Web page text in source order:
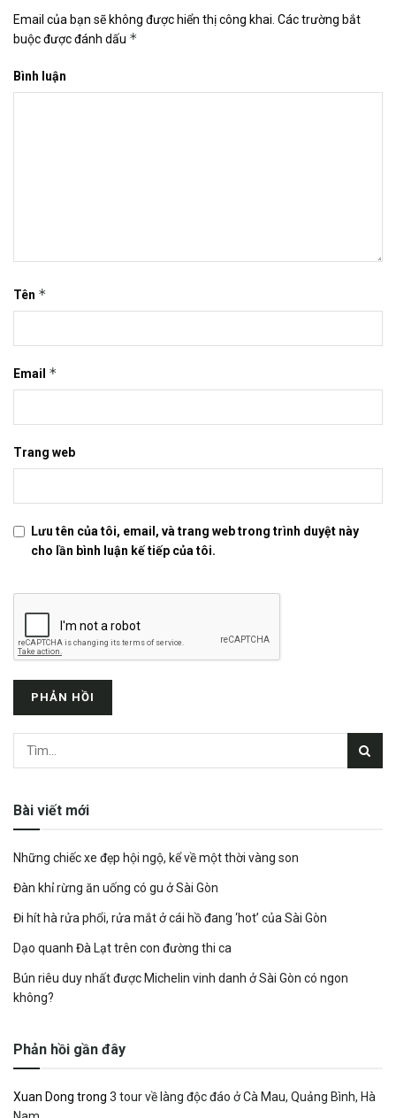
Email của bạn sẽ không được hiển thị công khai. Các trường bắt
buộc được đánh dấu *
Bình luận
Tên *
Email *
Trang web
Lưu tên của tôi, email, và trang web trong trình duyệt này
cho lần bình luận kế tiếp của tôi.
Bài viết mới
Những chiếc xe đẹp hội ngộ, kể về một thời vàng son
Đàn khỉ rừng ăn uống có gu ở Sài Gòn
Đi hít hà rửa phổi, rửa mắt ở cái hồ đang ‘hot’ của Sài Gòn
Dạo quanh Đà Lạt trên con đường thi ca
Bún riêu duy nhất được Michelin vinh danh ở Sài Gòn có ngon
không?
Phản hồi gần đây
Xuan Dong trong 3 tour về làng độc đáo ở Cà Mau, Quảng Bình, Hà